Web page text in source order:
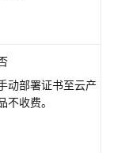
动部署证书至云产
不收费。